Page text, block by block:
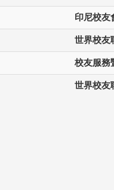
印尼校友
世界校友
校友服務
世界校友